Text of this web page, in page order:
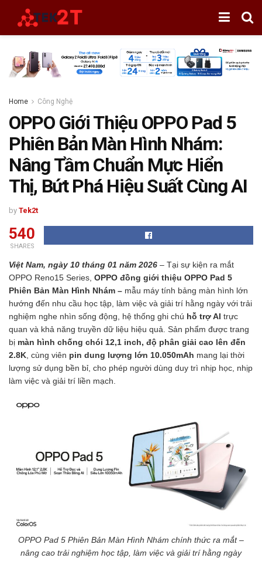
Home Công Nghệ
OPPO Giới Thiệu OPPO Pad 5
Phiên Bản Màn Hình Nhám:
Nâng Tầm Chuẩn Mực Hiển
Thị, Bứt Phá Hiệu Suất Cùng AI
by Tek2t
540
SHARES
Việt Nam, ngày 10 tháng 01 năm 2026 – Tại sự kiện ra mắt
OPPO Reno15 Series, OPPO đồng giới thiệu OPPO Pad 5
Phiên Bản Màn Hình Nhám – mẫu máy tính bảng màn hình lớn
hướng đến nhu cầu học tập, làm việc và giải trí hằng ngày với trải
nghiệm nghe nhìn sống động, hệ thống ghi chú hỗ trợ AI trực
quan và khả năng truyền dữ liệu hiệu quả. Sản phẩm được trang
bị màn hình chống chói 12,1 inch, độ phân giải cao lên đến
2.8K , cùng viên pin dung lượng lớn 10.050mAh mang lại thời
lượng sử dụng bền bỉ, cho phép người dùng duy trì nhịp học, nhịp
làm việc và giải trí liền mạch.
OPPO Pad 5 Phiên Bản Màn Hình Nhám chính thức ra mắt –
nâng cao trải nghiệm học tập, làm việc và giải trí hằng ngày